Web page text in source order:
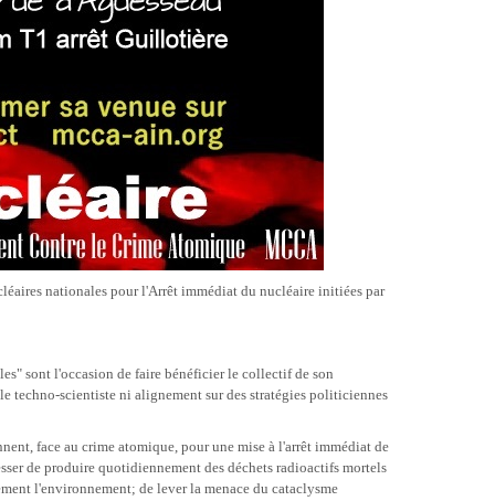
nationales pour l'Arrêt immédiat du nucléaire initiées par
sont l'occasion de faire bénéficier le collectif de son
techno-scientiste ni alignement sur des stratégies politiciennes
face au crime atomique, pour une mise à l'arrêt immédiat de
de produire quotidiennement des déchets radioactifs mortels
l'environnement; de lever la menace du cataclysme